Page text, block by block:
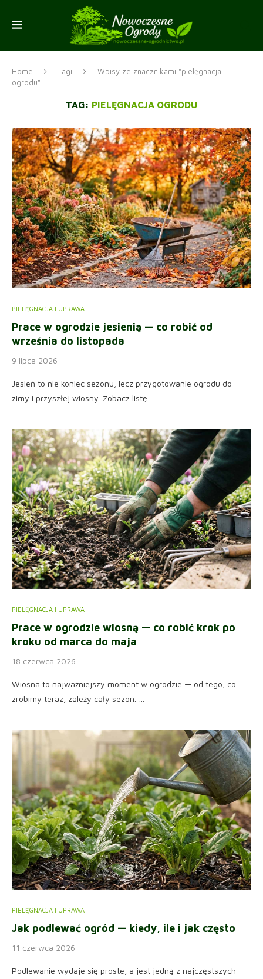
Home Tagi
Wpisy ze znacznikami "pielęgnacja
ogrodu"
TAG: PIELĘGNACJA OGRODU
PIELĘGNACJA I UPRAWA
Prace w ogrodzie jesienią — co robić od
września do listopada
9 lipca 2026
Jesień to nie koniec sezonu, lecz przygotowanie ogrodu do
zimy i przyszłej wiosny. Zobacz listę …
PIELĘGNACJA I UPRAWA
Prace w ogrodzie wiosną — co robić krok po
kroku od marca do maja
18 czerwca 2026
Wiosna to najważniejszy moment w ogrodzie — od tego, co
zrobimy teraz, zależy cały sezon. …
PIELĘGNACJA I UPRAWA
Jak podlewać ogród — kiedy, ile i jak często
11 czerwca 2026
Podlewanie wydaje się proste, a jest jedną z najczęstszych